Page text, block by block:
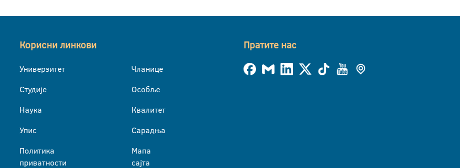
Корисни линкови
Универзитет
Студије
Наука
Упис
Политика
приватности
Чланице
Особље
Квалитет
Сарадња
Мапа
сајта
Пратите нас